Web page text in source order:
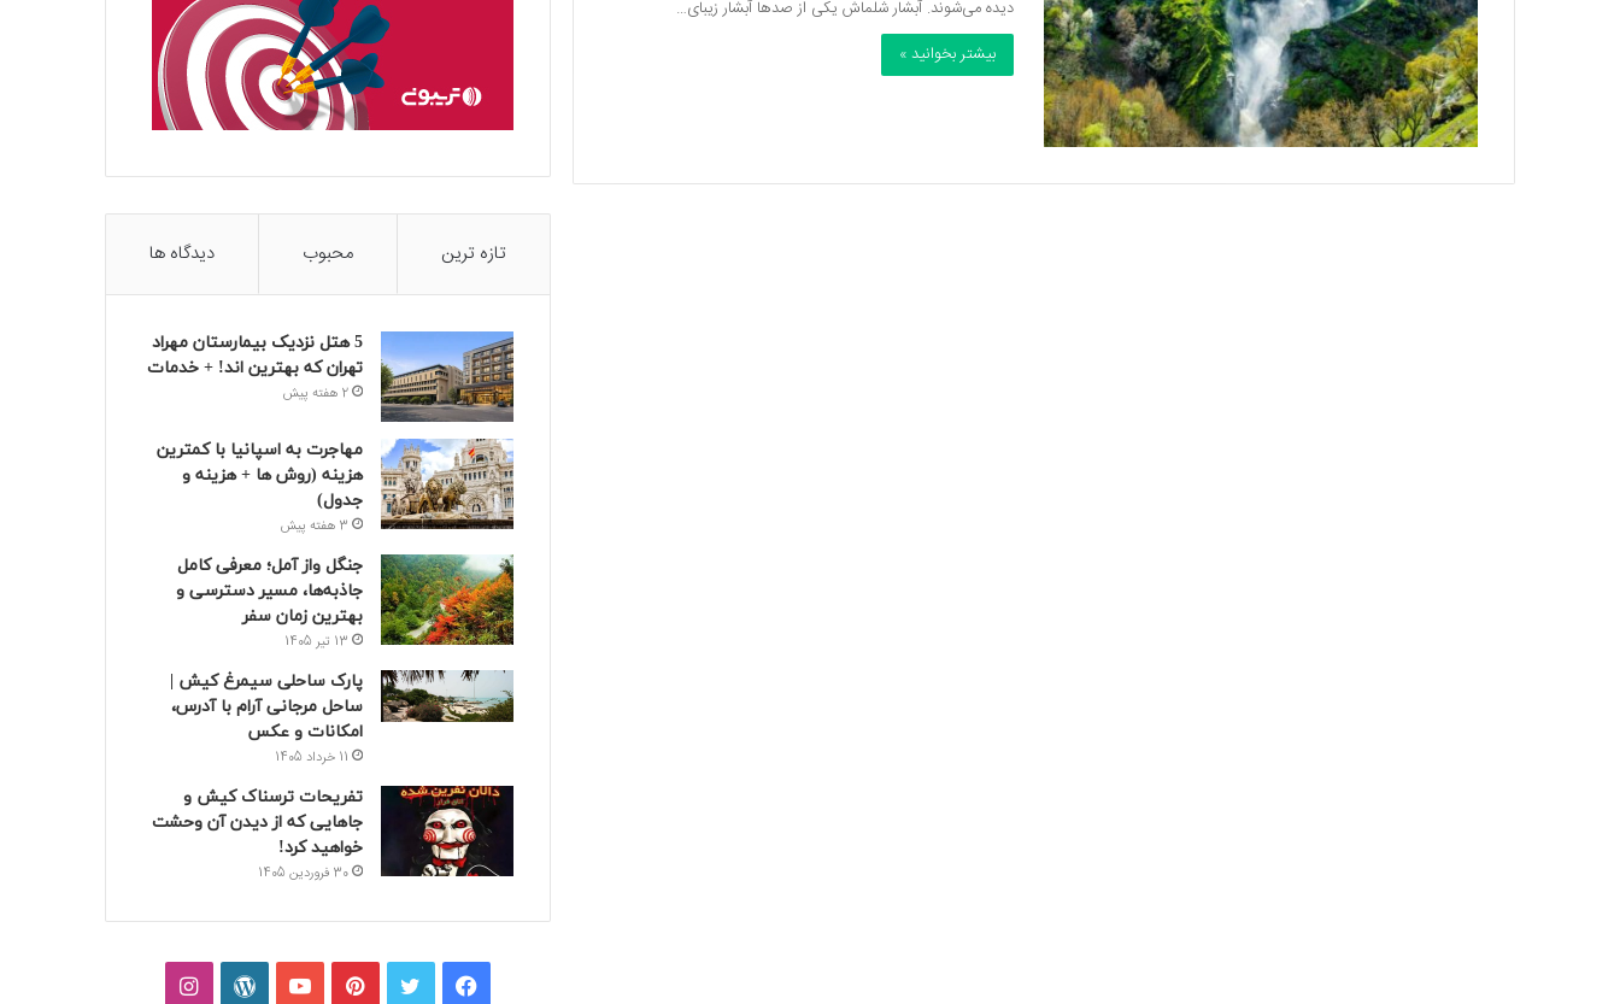
دیده می‌شوند. آبشار شلماش یکی از صدها آبشار زیبای…
بیشتر بخوانید »
تازه ترین محبوب دیدگاه ها
5 هتل نزدیک بیمارستان مهراد
تهران که بهترین‌ اند! + خدمات
2 هفته پیش
مهاجرت به اسپانیا با کمترین
هزینه (روش ها + هزینه و
جدول)
3 هفته پیش
جنگل واز آمل؛ معرفی کامل
جاذبه‌ها، مسیر دسترسی و
بهترین زمان سفر
13 تیر 1405
پارک ساحلی سیمرغ کیش |
ساحل مرجانی آرام با آدرس،
امکانات و عکس
11 خرداد 1405
تفریحات ترسناک کیش و
جاهایی که از دیدن آن وحشت
خواهید کرد!
30 فروردین 1405
فیسبوکتوییترپینتریستیوتیوبوردپرساینستاگرام